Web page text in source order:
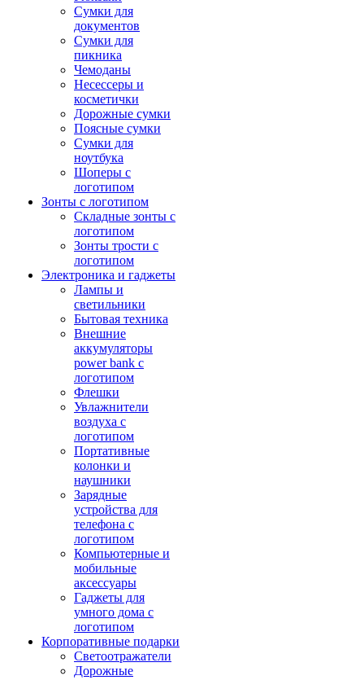
Сумки для
документов
Сумки для
пикника
Чемоданы
Несессеры и
косметички
Дорожные сумки
Поясные сумки
Сумки для
ноутбука
Шоперы с
логотипом
Зонты с логотипом
Складные зонты с
логотипом
Зонты трости с
логотипом
Электроника и гаджеты
Лампы и
светильники
Бытовая техника
Внешние
аккумуляторы
power bank с
логотипом
Флешки
Увлажнители
воздуха с
логотипом
Портативные
колонки и
наушники
Зарядные
устройства для
телефона с
логотипом
Компьютерные и
мобильные
аксессуары
Гаджеты для
умного дома с
логотипом
Корпоративные подарки
Светоотражатели
Дорожные